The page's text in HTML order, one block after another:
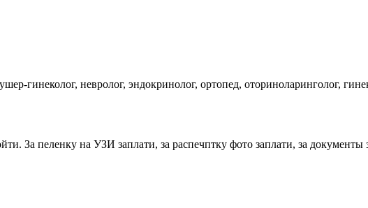
гинеколог, невролог, эндокринолог, ортопед, оториноларинголог,
За пеленку на УЗИ заплати, за распечптку фото заплати, за документы